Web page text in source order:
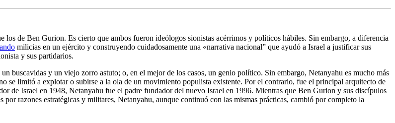
de Ben Gurion. Es cierto que ambos fueron ideólogos sionistas acérrimos y políticos hábiles. Sin embargo, a diferencia
milicias en un ejército y construyendo cuidadosamente una «narrativa nacional” que ayudó a Israel a justificar sus
y sus partidarios.
buscavidas y un viejo zorro astuto; o, en el mejor de los casos, un genio político. Sin embargo, Netanyahu es mucho más
se limitó a explotar o subirse a la ola de un movimiento populista existente. Por el contrario, fue el principal arquitecto de
de Israel en 1948, Netanyahu fue el padre fundador del nuevo Israel en 1996. Mientras que Ben Gurion y sus discípulos
razones estratégicas y militares, Netanyahu, aunque continuó con las mismas prácticas, cambió por completo la